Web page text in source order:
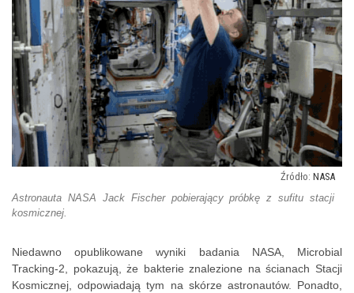
NASA
Astronauta NASA Jack Fischer pobierający próbkę z sufitu stacji
kosmicznej.
Niedawno opublikowane wyniki badania NASA, Microbial
Tracking-2, pokazują, że bakterie znalezione na ścianach Stacji
Kosmicznej, odpowiadają tym na skórze astronautów. Ponadto,